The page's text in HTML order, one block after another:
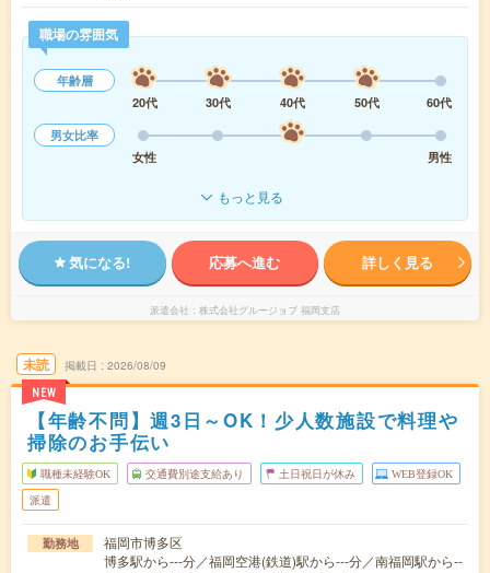
職場の雰囲気
年齢層
20代
30代 40代 50代
60代
男女比率
女性
男性
もっと見る
気になる! 応募へ進む 詳しく見る
派遣会社 株式会社グルージョブ 福岡支店
未読
NEW
掲載日 2026/08/09
【年齢不問】週3日～OK！少人数施設で料理や
掃除のお手伝い
職種未経験OK 交通費別途支給あり 土日祝日が休み WEB登録OK
派遣
勤務地
福岡市博多区
博多駅から---分／福岡空港(鉄道)駅から---分／南福岡駅から--